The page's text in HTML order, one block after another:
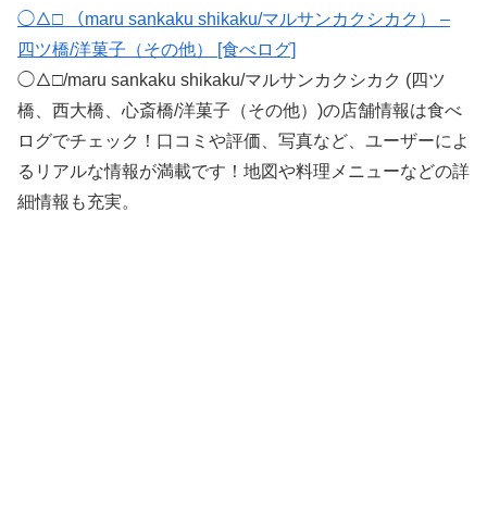
◯△□ （maru sankaku shikaku/マルサンカクシカク） –
四ツ橋/洋菓子（その他） [食べログ]
◯△□/maru sankaku shikaku/マルサンカクシカク (四ツ
橋、西大橋、心斎橋/洋菓子（その他）)の店舗情報は食べ
ログでチェック！口コミや評価、写真など、ユーザーによ
るリアルな情報が満載です！地図や料理メニューなどの詳
細情報も充実。